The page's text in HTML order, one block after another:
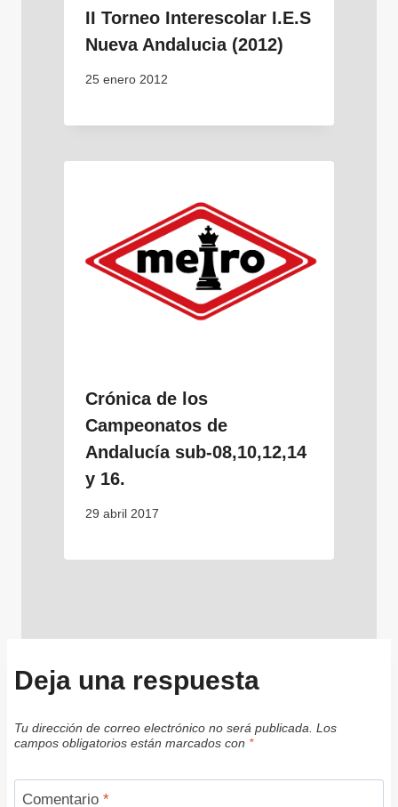
II Torneo Interescolar I.E.S
Nueva Andalucia (2012)
25 enero 2012
Crónica de los
Campeonatos de
Andalucía sub-08,10,12,14
y 16.
29 abril 2017
Deja una respuesta
Tu dirección de correo electrónico no será publicada. Los
campos obligatorios están marcados con *
Comentario *